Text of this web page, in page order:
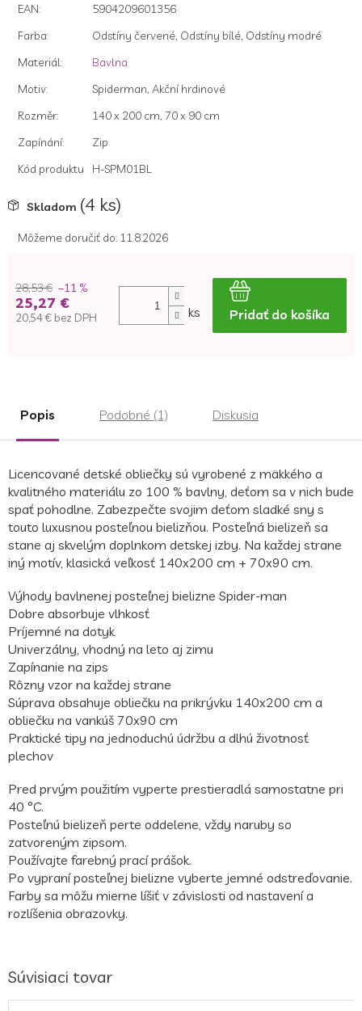
EAN:
5904209601356
Farba:
Odstíny červené, Odstíny bílé, Odstíny modré
Materiál:
Bavlna
Motiv:
Spiderman, Akční hrdinové
Rozměr:
140 x 200 cm, 70 x 90 cm
Zapínání:
Zip
Kód produktu
H-SPM01BL
Skladom (4 ks)
Môžeme doručiť do: 11.8.2026
28,53 € –11 %
25,27 €
20,54 € bez DPH ks Pridať do košíka
Popis Podobné (1) Diskusia
Licencované detské obliečky sú vyrobené z mäkkého a
kvalitného materiálu zo 100 % bavlny, deťom sa v nich bude
spať pohodlne. Zabezpečte svojim deťom sladké sny s
touto luxusnou posteľnou bielizňou. Posteľná bielizeň sa
stane aj skvelým doplnkom detskej izby. Na každej strane
iný motív, klasická veľkosť 140x200 cm + 70x90 cm.
Výhody bavlnenej posteľnej bielizne Spider-man
Dobre absorbuje vlhkosť
Príjemné na dotyk
Univerzálny, vhodný na leto aj zimu
Zapínanie na zips
Rôzny vzor na každej strane
Súprava obsahuje obliečku na prikrývku 140x200 cm a
obliečku na vankúš 70x90 cm
Praktické tipy na jednoduchú údržbu a dlhú životnosť
plechov
Pred prvým použitím vyperte prestieradlá samostatne pri
40 °C.
Posteľnú bielizeň perte oddelene, vždy naruby so
zatvoreným zipsom.
Používajte farebný prací prášok.
Po vypraní posteľnej bielizne vyberte jemné odstreďovanie.
Farby sa môžu mierne líšiť v závislosti od nastavení a
rozlíšenia obrazovky.
Súvisiaci tovar